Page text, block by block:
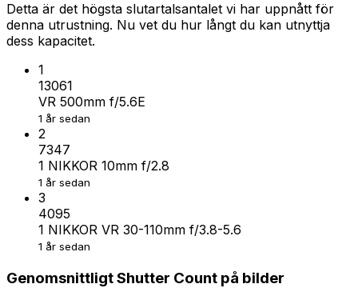
Detta är det högsta slutartalsantalet vi har uppnått för
denna utrustning. Nu vet du hur långt du kan utnyttja
dess kapacitet.
1
13061
VR 500mm f/5.6E
1 år sedan
2
7347
1 NIKKOR 10mm f/2.8
1 år sedan
3
4095
1 NIKKOR VR 30-110mm f/3.8-5.6
1 år sedan
Genomsnittligt Shutter Count på bilder